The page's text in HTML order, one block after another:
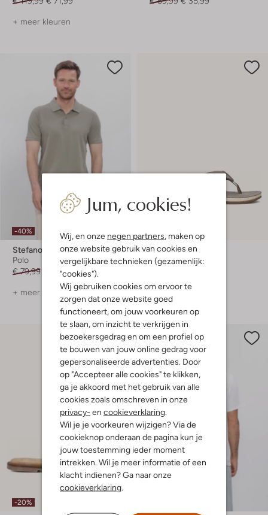
Jum, cookies!
Wij, en onze negen partners , maken op
onze website gebruik van cookies en
vergelijkbare technieken (gezamenlijk:
"cookies").
Wij gebruiken cookies om ervoor te
zorgen dat onze website goed
functioneert, om jouw voorkeuren op
te slaan, om inzicht te verkrijgen in
bezoekersgedrag en om een profiel op
te bouwen van jouw online gedrag voor
gepersonaliseerde advertenties. Door
op "Accepteer alle cookies" te klikken,
ga je akkoord met het gebruik van alle
cookies zoals omschreven in onze
privacy- en cookieverklaring
Wil je je voorkeuren wijzigen? Via de
cookieknop onderaan de pagina kun je
jouw toestemming ieder moment
intrekken. Wil je meer informatie of een
klacht indienen? Ga naar onze
cookieverklaring
+ meer kleuren
-40%
Stefano Lauran
Polo
€ 79,99
€ 47,99
+ meer kleuren
Reef
Teenslippers
-20%